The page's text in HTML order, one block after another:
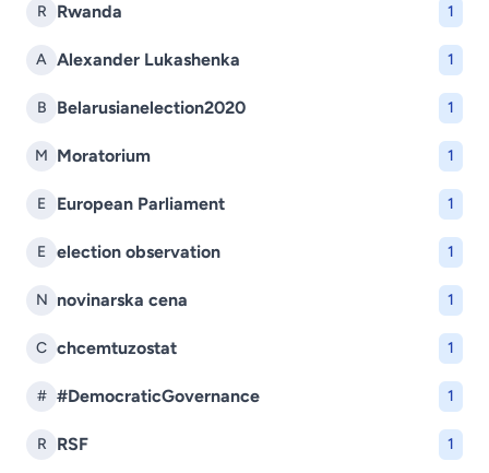
R Rwanda 1
A Alexander Lukashenka 1
B Belarusianelection2020 1
M Moratorium 1
E European Parliament 1
E election observation 1
N novinarska cena 1
C chcemtuzostat 1
# #DemocraticGovernance 1
R RSF 1